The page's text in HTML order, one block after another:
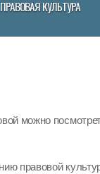
ПРАВОВАЯ КУЛЬТУРА
можно
правовой